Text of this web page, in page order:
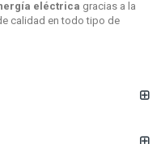
eléctrica gracias a la
calidad en todo tipo de